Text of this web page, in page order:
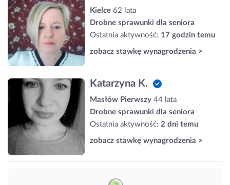
Kielce 62 lata
Drobne sprawunki dla seniora
Ostatnia aktywność: 17 godzin temu
zobacz stawkę wynagrodzenia >
Katarzyna K.
Masłów Pierwszy 44 lata
Drobne sprawunki dla seniora
Ostatnia aktywność: 2 dni temu
zobacz stawkę wynagrodzenia >